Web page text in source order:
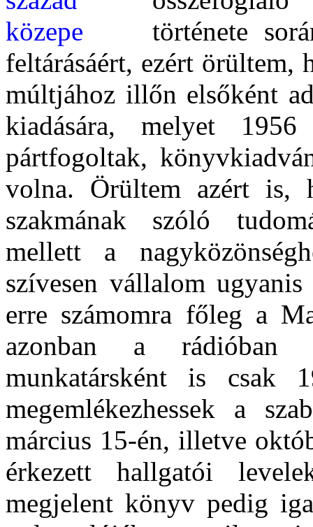
története
feltárásáért, ezért örültem,
múltjához illőn elsőként
kiadására, melyet
pártfogoltak,
volna. Örültem azért is,
szakmának szóló
mellett a
szívesen vállalom ugyanis
erre számomra főleg a
azonban a rádióban
munkatársként is csak
megemlékezhessek a
március 15-én, illetve
érkezett hallgatói
megjelent könyv pedig